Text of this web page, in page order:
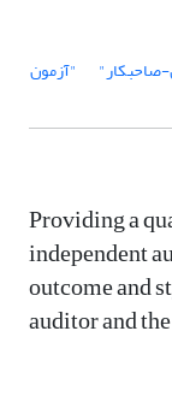
"آزمون
Providing a
independent
outcome and
auditor and